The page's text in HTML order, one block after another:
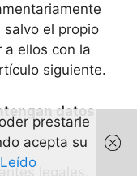
el propio
a ellos con la
siguiente.
datos
legales,
prestarle
acepta su
Leído